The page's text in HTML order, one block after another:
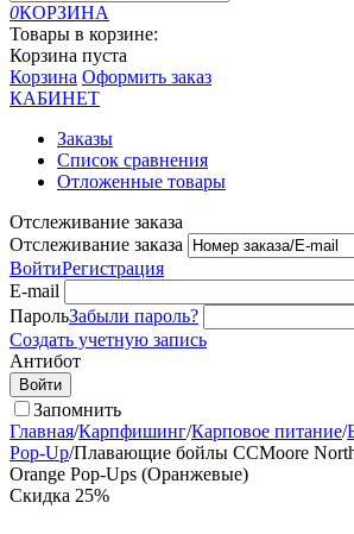
0КОРЗИНА
Товары в корзине:
Корзина пуста
Корзина Оформить заказ
КАБИНЕТ
Заказы
Список сравнения
Отложенные товары
Отслеживание заказа
Отслеживание заказа
ВойтиРегистрация
E-mail
ПарольЗабыли пароль?
Создать учетную запись
Антибот
Войти
Запомнить
Главная/Карпфишинг/Карповое питание/
Pop-Up/Плавающие бойлы CCMoore
Orange Pop-Ups (Оранжевые)
Скидка 25%